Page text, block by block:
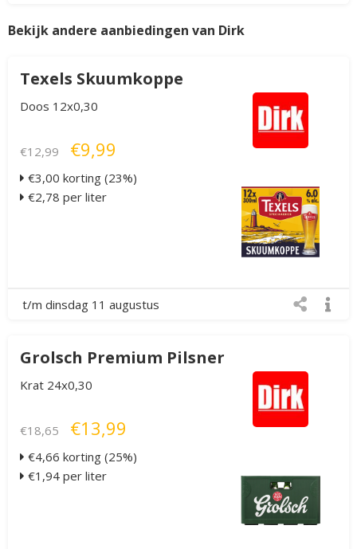
Bekijk andere aanbiedingen van Dirk
Texels Skuumkoppe
Doos 12x0,30
€12,99 €9,99
€3,00 korting (23%)
€2,78 per liter
t/m dinsdag 11 augustus
Grolsch Premium Pilsner
Krat 24x0,30
€18,65 €13,99
€4,66 korting (25%)
€1,94 per liter